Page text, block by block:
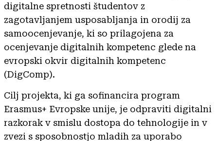
digitalne spretnosti študentov z
zagotavljanjem usposabljanja in orodij za
samoocenjevanje, ki so prilagojena za
ocenjevanje digitalnih kompetenc glede na
evropski okvir digitalnih kompetenc
(DigComp).
Cilj projekta, ki ga sofinancira program
Erasmus+ Evropske unije, je odpraviti digitalni
razkorak v smislu dostopa do tehnologije in v
zvezi s sposobnostjo mladih za uporabo